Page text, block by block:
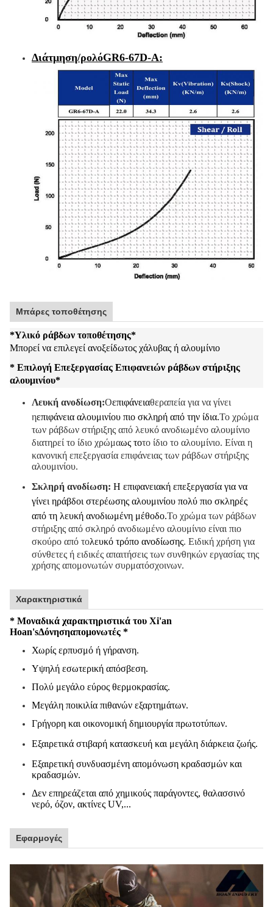
Διάτμηση/ρολόGR6-67D-A:
Μπάρες τοποθέτησης
*Υλικό ράβδων τοποθέτησης*
Μπορεί να επιλεγεί ανοξείδωτος χάλυβας ή αλουμίνιο
* Επιλογή Επεξεργασίας Επιφανειών ράβδων στήριξης
αλουμινίου*
Λευκή ανοδίωση:Οεπιφάνειαθεραπεία για να γίνει
ηεπιφάνεια αλουμινίου πιο σκληρή από την ίδια.Το χρώμα
των ράβδων στήριξης από λευκό ανοδιωμένο αλουμίνιο
διατηρεί το ίδιο χρώμαως τοτο ίδιο το αλουμίνιο. Είναι η
κανονική επεξεργασία επιφάνειας των ράβδων στήριξης
αλουμινίου.
Σκληρή ανοδίωση: Η επιφανειακή επεξεργασία για να
γίνει ηράβδοι στερέωσης αλουμινίου πολύ πιο σκληρές
από τη λευκή ανοδιωμένη μέθοδο.Το χρώμα των ράβδων
στήριξης από σκληρό ανοδιωμένο αλουμίνιο είναι πιο
σκούρο από τολευκό τρόπο ανοδίωσης. Ειδική χρήση για
σύνθετες ή ειδικές απαιτήσεις των συνθηκών εργασίας της
χρήσης απομονωτών συρματόσχοινων.
Χαρακτηριστικά
* Μοναδικά χαρακτηριστικά του Xi'an
Hoan'sΔόνησηαπομονωτές *
Χωρίς ερπυσμό ή γήρανση.
Υψηλή εσωτερική απόσβεση.
Πολύ μεγάλο εύρος θερμοκρασίας.
Μεγάλη ποικιλία πιθανών εξαρτημάτων.
Γρήγορη και οικονομική δημιουργία πρωτοτύπων.
Εξαιρετικά στιβαρή κατασκευή και μεγάλη διάρκεια ζωής.
Εξαιρετική συνδυασμένη απομόνωση κραδασμών και
κραδασμών.
Δεν επηρεάζεται από χημικούς παράγοντες, θαλασσινό
νερό, όζον, ακτίνες UV,...
Εφαρμογές